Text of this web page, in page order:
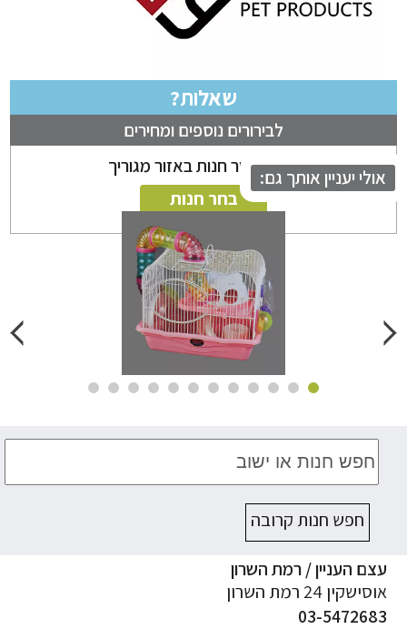
שאלות?
לבירורים נוספים ומחירים
ניתן לבחור חנות באזור מגוריך
בחר חנות
יעניין אותך גם:
חפש חנות קרובה
העניין / רמת השרון
24 רמת השרון
03-